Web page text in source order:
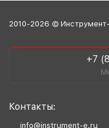
2010-2026 ©
+7
Контакты:
info@instrument-e.ru